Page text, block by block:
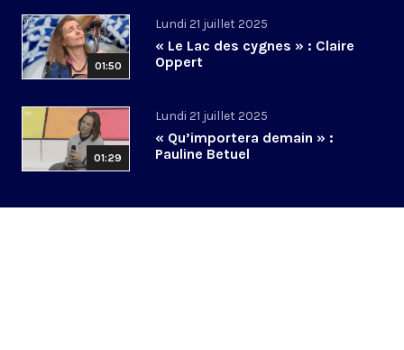
01:50
Lundi 21 juillet 2025
« Le Lac des cygnes » : Claire
Oppert
01:29
Lundi 21 juillet 2025
« Qu’importera demain » :
Pauline Betuel